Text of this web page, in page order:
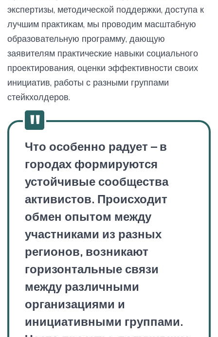
экспертизы, методической поддержки, доступа к
лучшим практикам, мы проводим масштабную
образовательную программу, дающую
заявителям практические навыки социального
проектирования, оценки эффективности своих
инициатив, работы с разными группами
стейкхолдеров.
Что особенно радует – в
городах формируются
устойчивые сообщества
активистов. Происходит
обмен опытом между
участниками из разных
регионов, возникают
горизонтальные связи
между различными
организациями и
инициативными группами.